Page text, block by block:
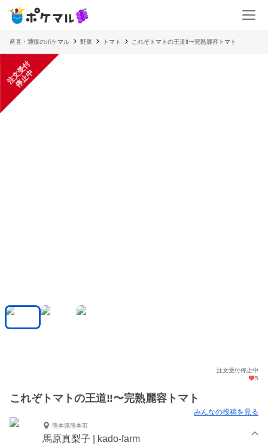
産直・通販のポケマル 野菜 トマト これぞトマトの王道‼︎〜完熟麗容トマト
注
文
受
付
停
止
中
注文受付停止中
5
これぞトマトの王道‼︎〜完熟麗容トマト
みんなの投稿を見る
熊本県熊本市
馬原真梨子 | kado-farm